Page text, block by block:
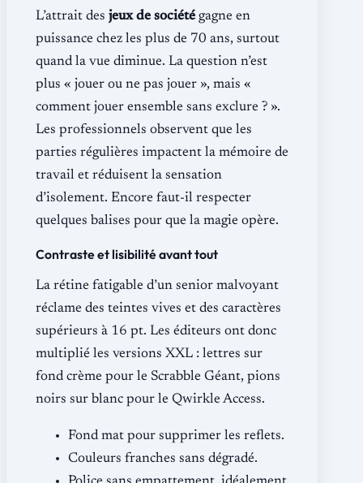
L’attrait des jeux de société gagne en
puissance chez les plus de 70 ans, surtout
quand la vue diminue. La question n’est
plus « jouer ou ne pas jouer », mais «
comment jouer ensemble sans exclure ? ».
Les professionnels observent que les
parties régulières impactent la mémoire de
travail et réduisent la sensation
d’isolement. Encore faut-il respecter
quelques balises pour que la magie opère.
Contraste et lisibilité avant tout
La rétine fatigable d’un senior malvoyant
réclame des teintes vives et des caractères
supérieurs à 16 pt. Les éditeurs ont donc
multiplié les versions XXL : lettres sur
fond crème pour le Scrabble Géant, pions
noirs sur blanc pour le Qwirkle Access.
Fond mat pour supprimer les reflets.
Couleurs franches sans dégradé.